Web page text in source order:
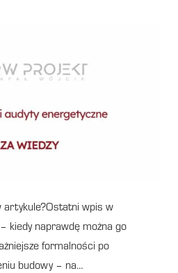
artykule?Ostatni wpis w
kiedy naprawdę można go
formalności po
budowy – na…